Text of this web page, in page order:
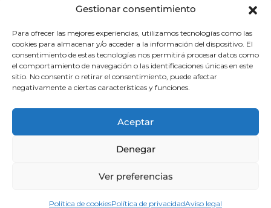
Gestionar consentimiento
Para ofrecer las mejores experiencias, utilizamos tecnologías como las
cookies para almacenar y/o acceder a la información del dispositivo. El
consentimiento de estas tecnologías nos permitirá procesar datos como
el comportamiento de navegación o las identificaciones únicas en este
sitio. No consentir o retirar el consentimiento, puede afectar
negativamente a ciertas características y funciones.
Aceptar
Denegar
Ver preferencias
Política de cookiesPolítica de privacidadAviso legal
Siguenos en las RRSS
Aviso legal
Política de privacidad